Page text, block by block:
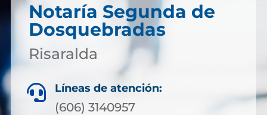
Notaría Segunda de
Dosquebradas
Risaralda
 Líneas de atención:
(606) 3140957